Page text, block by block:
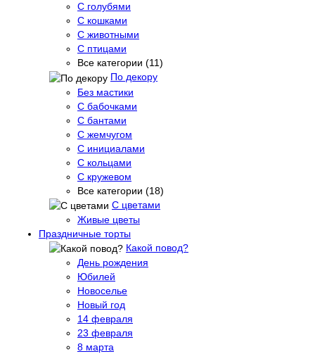
С голубями
С кошками
С животными
С птицами
Все категории (11)
По декору
Без мастики
С бабочками
С бантами
С жемчугом
С инициалами
С кольцами
С кружевом
Все категории (18)
С цветами
Живые цветы
Праздничные торты
Какой повод?
День рождения
Юбилей
Новоселье
Новый год
14 февраля
23 февраля
8 марта